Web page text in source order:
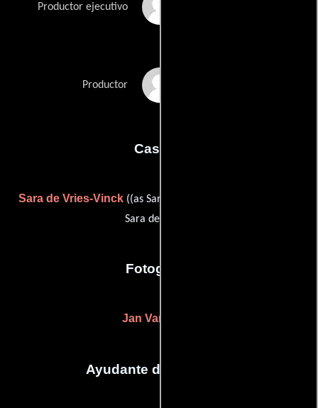
Productor ejecutivo
Productor
Casting
Sara de Vries-Vinck((as Sara de Vries)) y
Sara de Vries))
Fotografia
Jan Vancaillie
Ayudante de dirección